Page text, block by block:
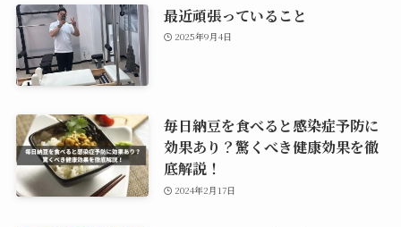
最近頑張っていること
2025年9月4日
毎日納豆を食べると感染症予防に
効果あり？驚くべき健康効果を徹
底解説！
2024年2月17日